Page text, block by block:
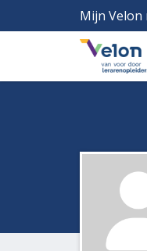
Mijn Velon